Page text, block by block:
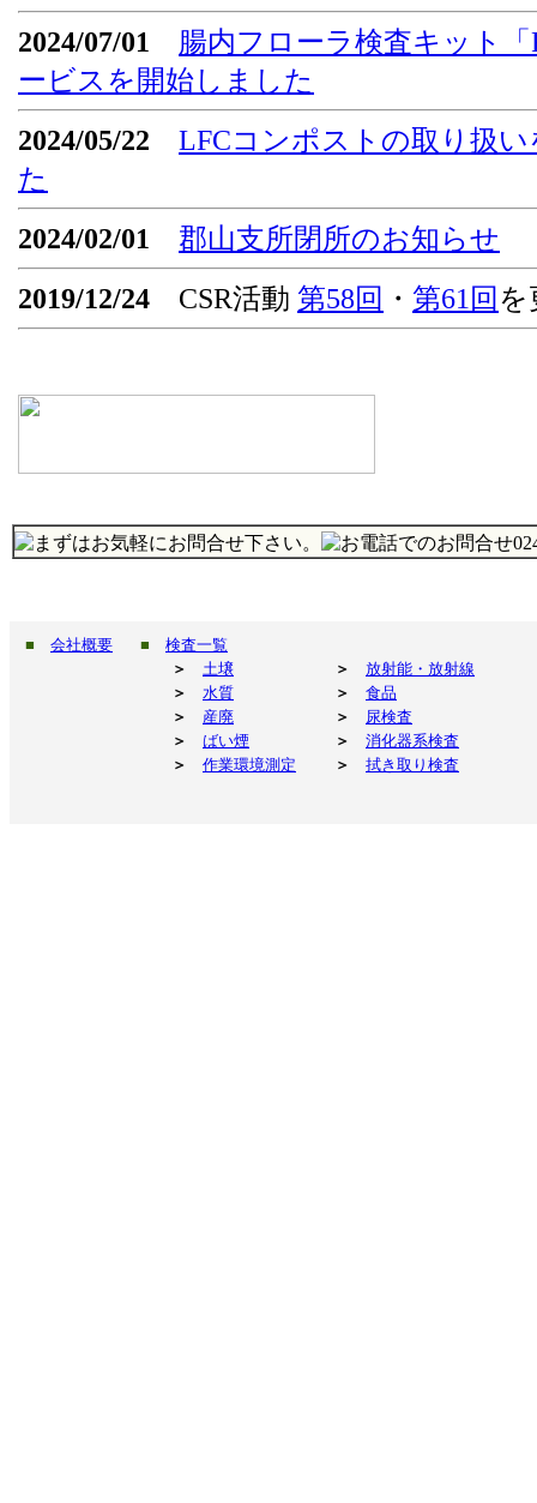
2024/07/01
腸内フローラ検査キット「
ービスを開始しました
2024/05/22
LFCコンポストの取り扱
た
2024/02/01
郡山支所閉所のお知らせ
2019/12/24 CSR活動 第58回 ・ 第61回 を
■ 会社概要 ■
検査一覧
＞
土壌 ＞
放射能・放射線
＞
水質 ＞
食品
＞
産廃 ＞
尿検査
＞
ばい煙 ＞
消化器系検査
＞
作業環境測定 ＞ 拭き取り検査